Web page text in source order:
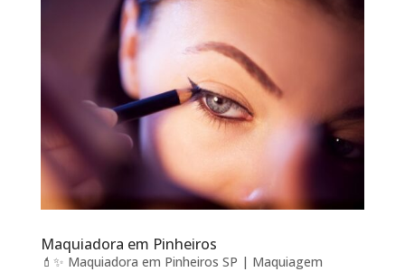
Maquiadora em Pinheiros
💄✨ Maquiadora em Pinheiros SP | Maquiagem